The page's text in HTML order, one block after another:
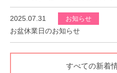
2025.07.31 お知らせ
お盆休業日のお知らせ
すべての新着